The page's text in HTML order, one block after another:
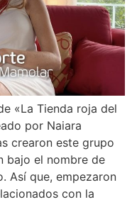
«La Tienda roja del
por Naiara
crearon este grupo
bajo el nombre de
Así que, empezaron
con la